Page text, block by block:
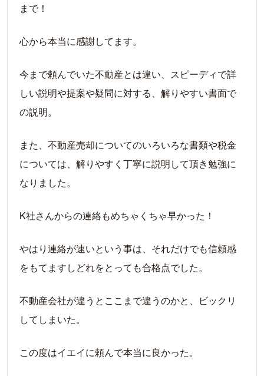
まで！
心から本当に感謝してます。
今まで頼んでいた不動産とは違い、スピーディで詳
しい説明や提案や疑問に対する、解りやすい書面で
の説明。
また、不動産売却についてのいろいろな書類や税金
については、解りやすく丁寧に説明して頂き勉強に
なりました。
K社さんからの連絡もめちゃくちゃ早かった！
やはり連絡が速いという事は、それだけでも信頼感
をもてますしどれをとっても合格点でした。
不動産会社が違うとここまで違うのかと、ビックリ
してしまいた。
この度はイエイに頼んで本当に良かった。